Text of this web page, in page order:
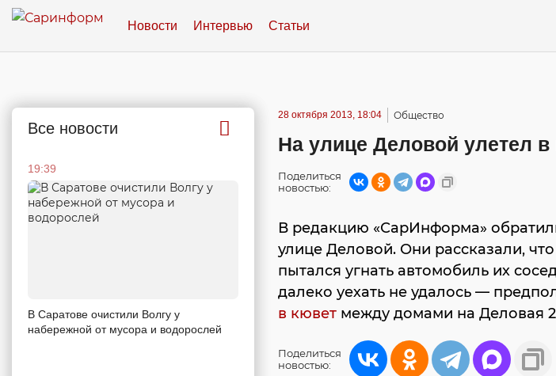
Новости Интервью Статьи
Все новости
19:39
В Саратове очистили Волгу у
набережной от мусора и водорослей
28 октября 2013, 18:04 Общество
На улице Деловой улетел
Поделиться
новостью:
В редакцию «СарИнформа»
улице Деловой. Они рассказали,
пытался угнать автомобиль их
далеко уехать не удалось —
в кювет между домами на Деловая
Поделиться
новостью: